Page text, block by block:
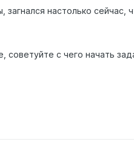
загнался настолько
советуйте с чего начать